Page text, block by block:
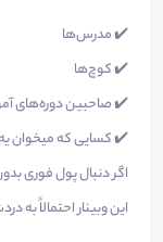
✔️ مدرس‌ها
✔️ کوچ‌ها
✔️ صاحبین دوره‌های
✔️ کسایی که میخوان
اگر دنبال پول فوری
این وبینار احتمالاً به